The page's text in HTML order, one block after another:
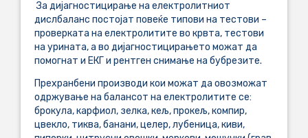
За дијагностицирање на електролитниот
дислбаланс постојат повеќе типови на тестови –
проверката на електролитите во крвта, тестови
на урината, а во дијагностицирањето можат да
помогнат и ЕКГ и рентген снимање на бубрезите.
Прехранбени производи кои можат да овозможат
одржување на балансот на електролитите се:
брокула, карфиол, зелка, кељ, прокељ, компир,
цвекло, тиква, банани, целер, лубеница, киви,